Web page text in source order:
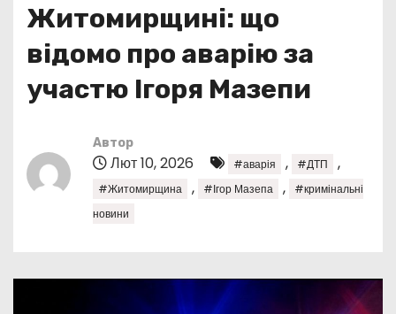
Житомирщині: що
відомо про аварію за
участю Ігоря Мазепи
Автор
Лют 10, 2026 #аварія , #ДТП ,
#Житомирщина , #Ігор Мазепа ,
#кримінальні
новини